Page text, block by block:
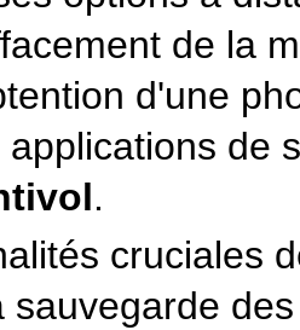
de la
d'une
de
.
cruciales
sauvegarde